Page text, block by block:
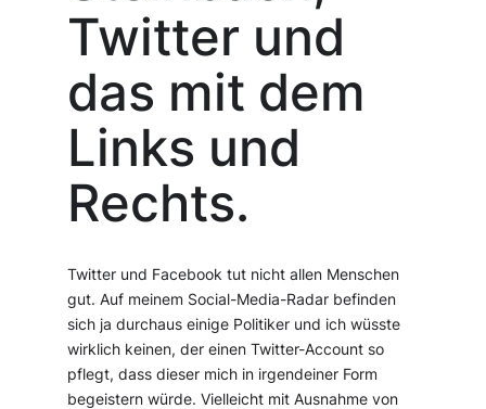
Twitter und
das mit dem
Links und
Rechts.
Twitter und Facebook tut nicht allen Menschen
gut. Auf meinem Social-Media-Radar befinden
sich ja durchaus einige Politiker und ich wüsste
wirklich keinen, der einen Twitter-Account so
pflegt, dass dieser mich in irgendeiner Form
begeistern würde. Vielleicht mit Ausnahme von